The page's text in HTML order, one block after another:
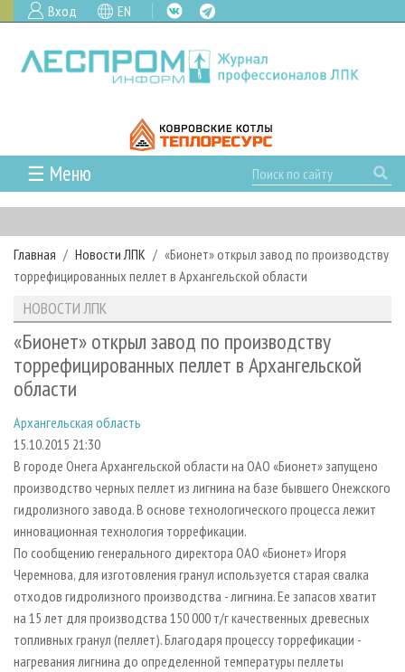
Вход EN
☰ Меню
ГЛАВНАЯ
РУБРИКИ И ТЕМЫ
РУБРИКИ ЖУРНАЛА
ЛЕСОЗАГОТОВКА
ЛЕСОПИЛЕНИЕ
ДЕРЕВООБРАБОТКА
СУШКА ДРЕВЕСИНЫ
ПРОИЗВОДСТВО ДРЕВЕСНЫХ ПЛИТ
ДЕРЕВЯННОЕ ДОМОСТРОЕНИЕ
ПРОИЗВОДСТВО МЕБЕЛИ
БИОЭНЕРГЕТИКА
ЦБП
ИНСТРУМЕНТ И МАТЕРИАЛЫ
НОВОСТИ
НОВОСТИ ЛПК
НОВОСТИ ЖУРНАЛА
НОВОСТИ КОМПАНИЙ
ПРОЕКТЫ ЛПИ
АНАЛИТИКА
ПРЕДПРИЯТИЯ ЛПК
ЛЕСНЫЕ РЕГИОНЫ РОССИИ
ПЕРСОНЫ
МОБИЛЬНЫЕ ВЫСТАВКИ
ОФИЦИАЛЬНЫЕ ДЕЛЕГАЦИИ
ПРИОРИТЕТНЫЕ ИНВЕСТПРОЕКТЫ
RUSSIAN FORESTRY REVIEW
ГАЗЕТА ЛЕСПРОМФОРУМ
БИБЛИОТЕКА СПЕЦИАЛИСТА
АРХИВ
АРХИВ ЖУРНАЛОВ
СТАТЬИ
О ЖУРНАЛЕ
ПОДПИСКА
КОНТАКТЫ
РЕКЛАМОДАТЕЛЯМ
РЕКЛАМА
РЕКЛАМА НА САЙТЕ
Главная Новости ЛПК
«Бионет» открыл завод по производству
торрефицированных пеллет в Архангельской области
НОВОСТИ ЛПК
«Бионет» открыл завод по производству
торрефицированных пеллет в Архангельской
области
Архангельская область
15.10.2015 21:30
В городе Онега Архангельской области на ОАО «Бионет» запущено
производство черных пеллет из лигнина на базе бывшего Онежского
гидролизного завода. В основе технологического процесса лежит
инновационная технология торрефикации.
По сообщению генерального директора ОАО «Бионет» Игоря
Черемнова, для изготовления гранул используется старая свалка
отходов гидролизного производства - лигнина. Ее запасов хватит
на 15 лет для производства 150 000 т/г качественных древесных
топливных гранул (пеллет). Благодаря процессу торрефикации -
нагревания лигнина до определенной температуры пеллеты